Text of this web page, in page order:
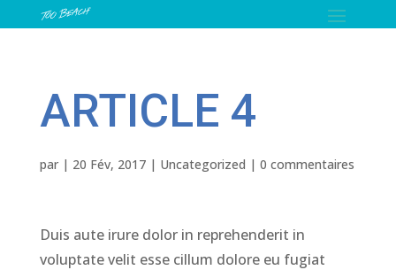
ARTICLE 4
par | 20 Fév, 2017| Uncategorized | 0 commentaires
Duis aute irure dolor in reprehenderit in
voluptate velit esse cillum dolore eu fugiat